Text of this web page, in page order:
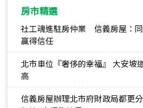
房市精選
社工魂進駐房仲業 信義房屋：
贏得信任
北市車位『奢侈的幸福』 大安坡
高
信義房屋辦理北市府財政局都更